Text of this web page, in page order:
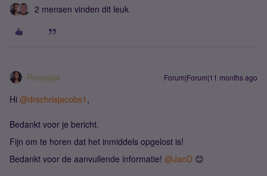
2 mensen vinden dit leuk
Roeqajja Forum|Forum|11 months ago
Hi ​ @drschrisjacobs1 ,
Bedankt voor je bericht.
Fijn om te horen dat het inmiddels opgelost is!
Bedankt voor de aanvullende informatie! ​ @JanD 😊